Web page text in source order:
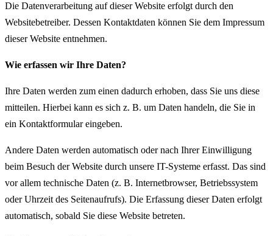
Die Datenverarbeitung auf dieser Website erfolgt durch den
Websitebetreiber. Dessen Kontaktdaten können Sie dem Impressum
dieser Website entnehmen.
Wie erfassen wir Ihre Daten?
Ihre Daten werden zum einen dadurch erhoben, dass Sie uns diese
mitteilen. Hierbei kann es sich z. B. um Daten handeln, die Sie in
ein Kontaktformular eingeben.
Andere Daten werden automatisch oder nach Ihrer Einwilligung
beim Besuch der Website durch unsere IT-Systeme erfasst. Das sind
vor allem technische Daten (z. B. Internetbrowser, Betriebssystem
oder Uhrzeit des Seitenaufrufs). Die Erfassung dieser Daten erfolgt
automatisch, sobald Sie diese Website betreten.